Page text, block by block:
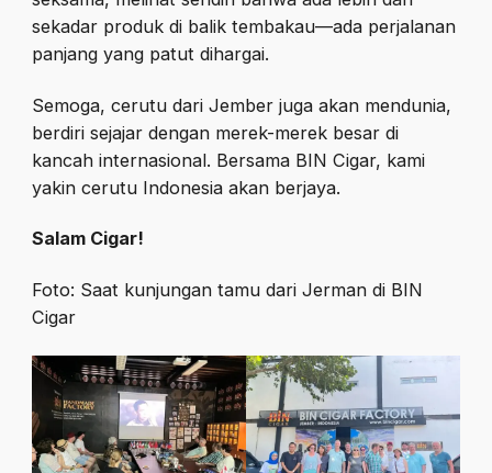
sekadar produk di balik tembakau—ada perjalanan
panjang yang patut dihargai.
Semoga, cerutu dari Jember juga akan mendunia,
berdiri sejajar dengan merek-merek besar di
kancah internasional. Bersama BIN Cigar, kami
yakin cerutu Indonesia akan berjaya.
Salam Cigar!
Foto: Saat kunjungan tamu dari Jerman di BIN
Cigar